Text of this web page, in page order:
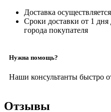
Доставка
Сроки доставки от 1
города покупателя
Нужна помощь?
Наши консультанты быстро
Отзывы